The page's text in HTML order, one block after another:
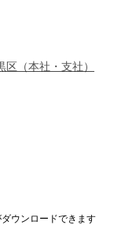
区 （本社・支社 ）
ウンロードできます